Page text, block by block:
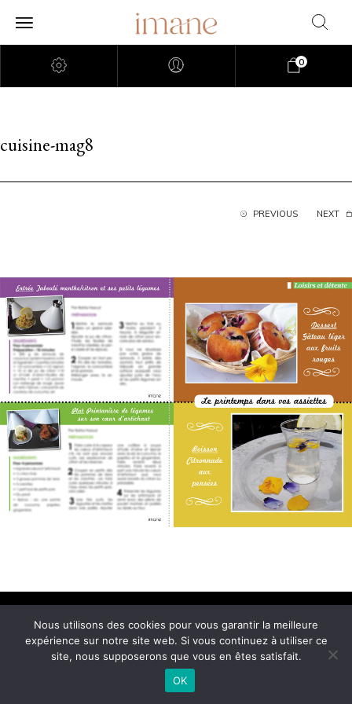
0
cuisine-mag8
PREVIOUS NEXT
© 2021 Imane Magazine All rights reserved.
Nous utilisons des cookies pour vous garantir la meilleure
expérience sur notre site web. Si vous continuez à utiliser ce
site, nous supposerons que vous en êtes satisfait.
OK